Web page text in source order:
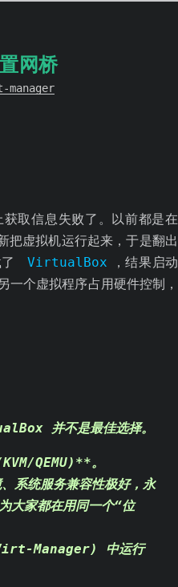
网桥
获取信息失败了。以前都是在
把虚拟机运行起来，于是翻出
VirtualBox
，结果启动
一个虚拟程序占用硬件控制，
并不是最佳选择。
QEMU)**。
系统服务兼容性极好，永
大家都在用同一个“位
Manager) 中运行